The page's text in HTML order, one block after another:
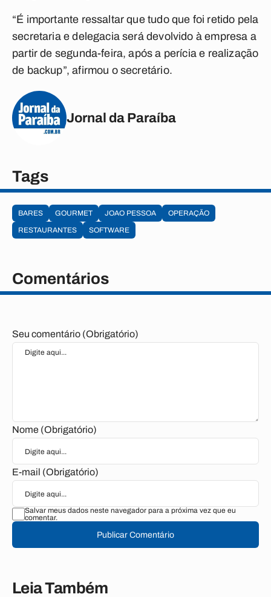
“É importante ressaltar que tudo que foi retido pela
secretaria e delegacia será devolvido à empresa a
partir de segunda-feira, após a perícia e realização
de backup”, afirmou o secretário.
Jornal da Paraíba
Tags
BARES GOURMET JOAO PESSOA
OPERAÇÃO
RESTAURANTES
SOFTWARE
Comentários
Seu comentário (Obrigatório)
Nome (Obrigatório)
E-mail (Obrigatório)
Salvar meus dados neste navegador para a próxima vez que eu
comentar.
Publicar Comentário
Leia Também